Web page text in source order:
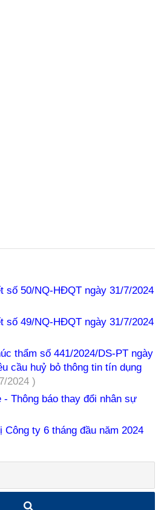
số 50/NQ-HĐQT ngày 31/7/2024
số 49/NQ-HĐQT ngày 31/7/2024
thẩm số 441/2024/DS-PT ngày
cầu huỷ bỏ thông tin tín dụng
2024 )
Thông báo thay đổi nhân sự
Công ty 6 tháng đầu năm 2024